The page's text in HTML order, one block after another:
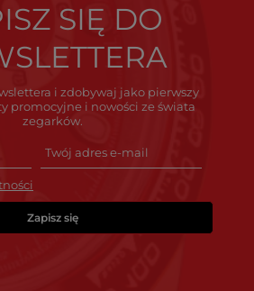
SIĘ DO
i zdobywaj jako pierwszy
promocyjne i nowości ze świata
zegarków.
Zapisz się